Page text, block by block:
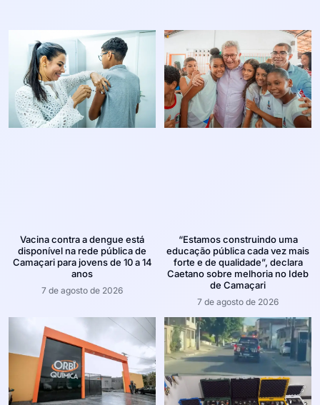
Vacina contra a dengue está
disponível na rede pública de
Camaçari para jovens de 10 a 14
anos
7 de agosto de 2026
“Estamos construindo uma
educação pública cada vez mais
forte e de qualidade”, declara
Caetano sobre melhoria no Ideb
de Camaçari
7 de agosto de 2026